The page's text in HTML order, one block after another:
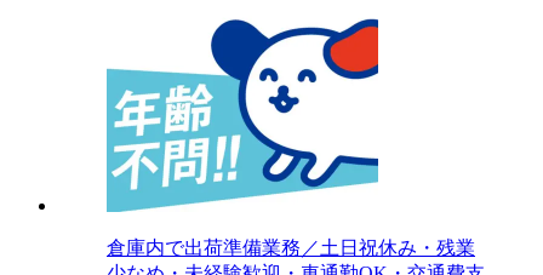
倉庫内で出荷準備業務／土日祝休み・残業